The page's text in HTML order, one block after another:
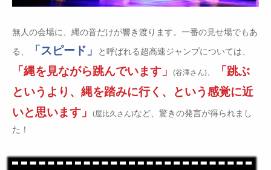
無人の会場に、縄の音だけが響き渡ります。一番の見せ場でもあ
る、
「スピード」 と呼ばれる超高速ジャンプについては、
「縄を見ながら跳んでいます」 (谷澤さん)
「跳ぶ
というより、縄を踏みに行く、という感覚に近
いと思います」
(屋比久さん)など、驚きの発言が得られまし
た！